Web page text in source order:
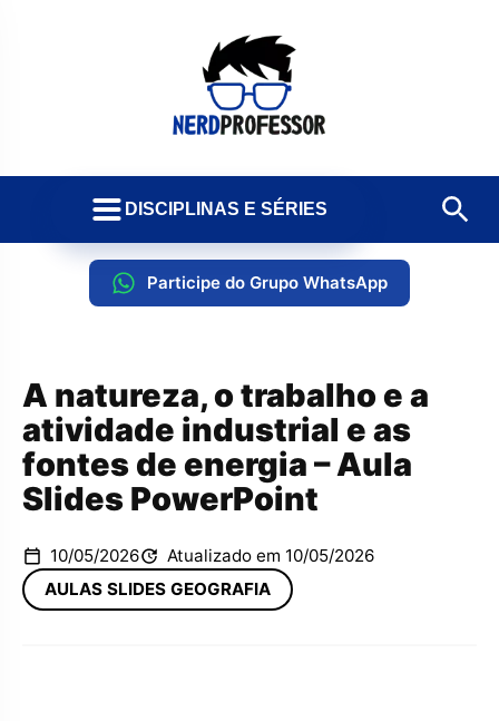
DISCIPLINAS E SÉRIES
Participe do Grupo WhatsApp
A natureza, o trabalho e a
atividade industrial e as
fontes de energia – Aula
Slides PowerPoint
10/05/2026
Atualizado em 10/05/2026
AULAS SLIDES GEOGRAFIA